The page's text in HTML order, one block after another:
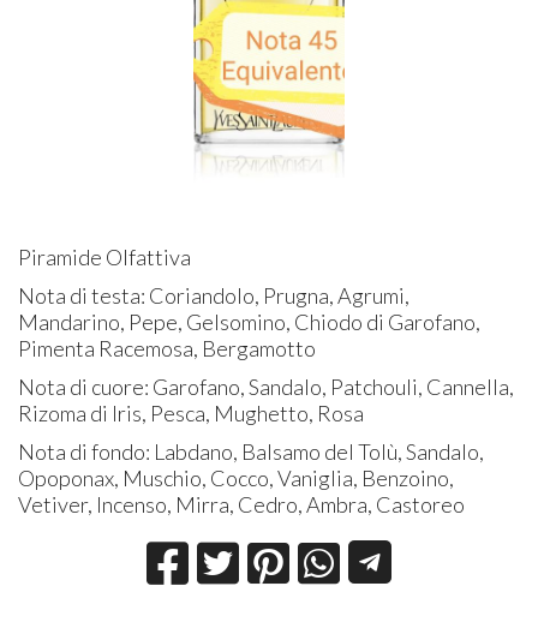
Piramide Olfattiva
Nota di testa: Coriandolo, Prugna, Agrumi,
Mandarino, Pepe, Gelsomino, Chiodo di Garofano,
Pimenta Racemosa, Bergamotto
Nota di cuore: Garofano, Sandalo, Patchouli, Cannella,
Rizoma di Iris, Pesca, Mughetto, Rosa
Nota di fondo: Labdano, Balsamo del Tolù, Sandalo,
Opoponax, Muschio, Cocco, Vaniglia, Benzoino,
Vetiver, Incenso, Mirra, Cedro, Ambra, Castoreo